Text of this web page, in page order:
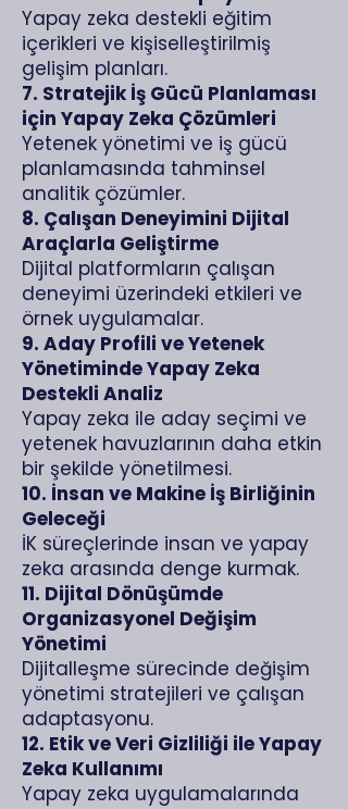
Yapay zeka destekli eğitim
içerikleri ve kişiselleştirilmiş
gelişim planları.
7. Stratejik İş Gücü Planlaması
için Yapay Zeka Çözümleri
Yetenek yönetimi ve iş gücü
planlamasında tahminsel
analitik çözümler.
8. Çalışan Deneyimini Dijital
Araçlarla Geliştirme
Dijital platformların çalışan
deneyimi üzerindeki etkileri ve
örnek uygulamalar.
9. Aday Profili ve Yetenek
Yönetiminde Yapay Zeka
Destekli Analiz
Yapay zeka ile aday seçimi ve
yetenek havuzlarının daha etkin
bir şekilde yönetilmesi.
10. İnsan ve Makine İş Birliğinin
Geleceği
İK süreçlerinde insan ve yapay
zeka arasında denge kurmak.
11. Dijital Dönüşümde
Organizasyonel Değişim
Yönetimi
Dijitalleşme sürecinde değişim
yönetimi stratejileri ve çalışan
adaptasyonu.
12. Etik ve Veri Gizliliği ile Yapay
Zeka Kullanımı
Yapay zeka uygulamalarında